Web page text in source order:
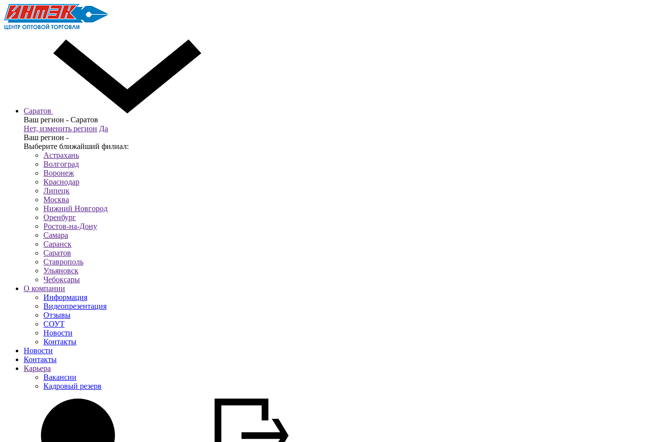
Саратов
Ваш регион - Саратов
Нет, изменить регион Да
Ваш регион -
Выберите ближайший филиал:
Астрахань
Волгоград
Воронеж
Краснодар
Липецк
Москва
Нижний Новгород
Оренбург
Ростов-на-Дону
Самара
Саранск
Саратов
Ставрополь
Ульяновск
Чебоксары
О компании
Информация
Видеопрезентация
Отзывы
СОУТ
Новости
Контакты
Новости
Контакты
Карьера
Вакансии
Кадровый резерв